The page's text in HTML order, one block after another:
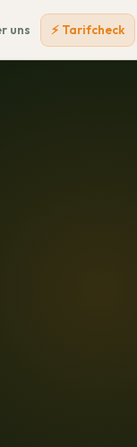
uns ⚡ Tarifcheck